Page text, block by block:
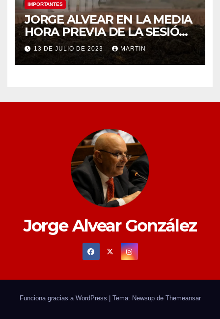
IMPORTANTES
JORGE ALVEAR EN LA MEDIA
HORA PREVIA DE LA SESIÓN
ORDINARIA DEL MIÉRCOLES
12 DE JULIO
13 DE JULIO DE 2023 MARTIN
Jorge Alvear González
Funciona gracias a WordPress Tema: Newsup de Themeansar